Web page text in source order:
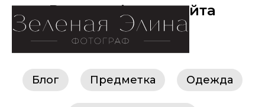
Все портфолио сайта
Блог Предметка Одежда